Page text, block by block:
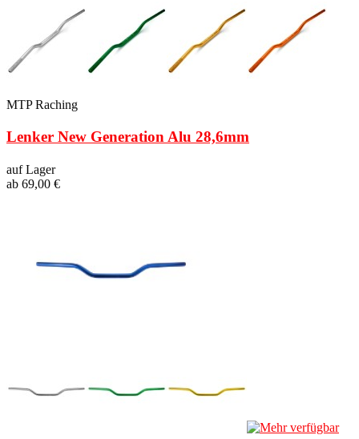
MTP Raching
Lenker New Generation Alu 28,6mm
auf Lager
ab 69,00 €